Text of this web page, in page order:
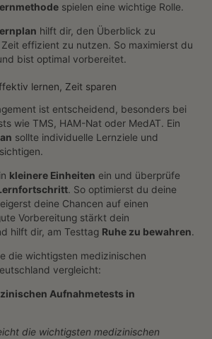
spielen eine wichtige Rolle.
hilft dir, den Überblick zu
effizient zu nutzen. So maximierst du
bist optimal vorbereitet.
lernen, Zeit sparen
ist entscheidend, besonders bei
wie TMS, HAM-Nat oder MedAT. Ein
sollte individuelle Lernziele und
kleinere Einheiten ein und überprüfe
. So optimierst du deine
deine Chancen auf einen
Vorbereitung stärkt dein
hilft dir, am Testtag Ruhe zu bewahren.
die wichtigsten medizinischen
vergleicht:
Aufnahmetests in
die wichtigsten medizinischen